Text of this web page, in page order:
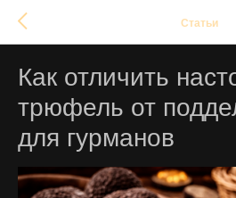
Статьи
Как отличить
трюфель от
для гурманов